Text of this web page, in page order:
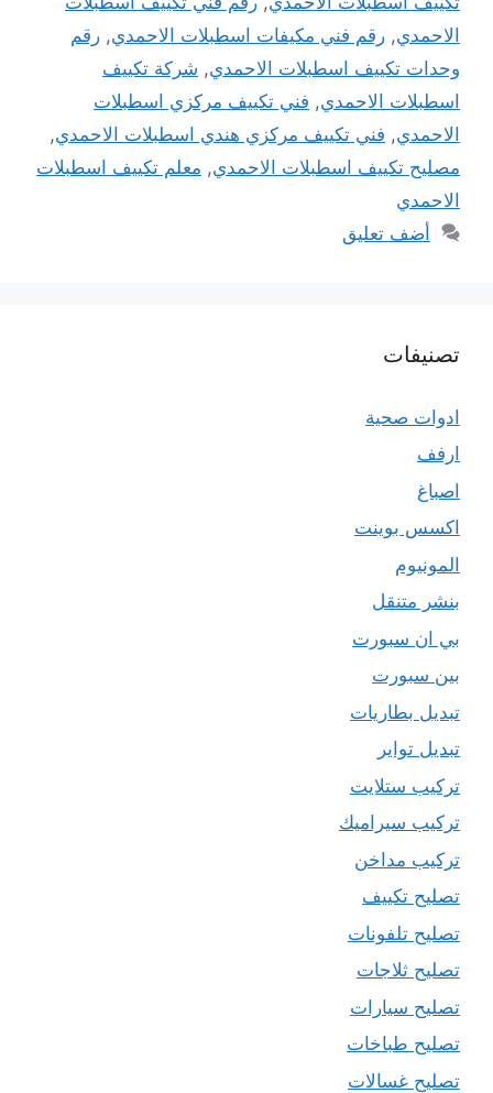
الاحمدي, رقم فني مكيفات اسطبلات الاحمدي, رقم
وحدات تكييف اسطبلات الاحمدي, شركة تكييف
اسطبلات الاحمدي, فني تكييف مركزي اسطبلات
الاحمدي, فني تكييف مركزي هندي اسطبلات الاحمدي,
مصليح تكييف اسطبلات الاحمدي, معلم تكييف اسطبلات
الاحمدي
أضف تعليق
تصنيفات
ادوات صحية
ارفف
اصباغ
اكسس بوينت
المونيوم
بنشر متنقل
بي ان سبورت
بين سبورت
تبديل بطاريات
تبديل تواير
تركيب ستلايت
تركيب سيراميك
تركيب مداخن
تصليح تكييف
تصليح تلفونات
تصليح ثلاجات
تصليح سيارات
تصليح طباخات
تصليح غسالات